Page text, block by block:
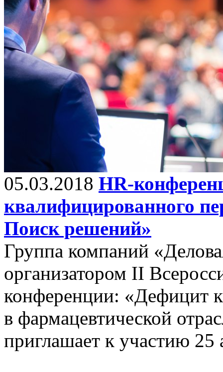
05.03.2018 HR-
квалифицированного
Поиск решений»
Группа компаний
организатором II
конференции: «Дефицит
в фармацевтической
приглашает к участию 25